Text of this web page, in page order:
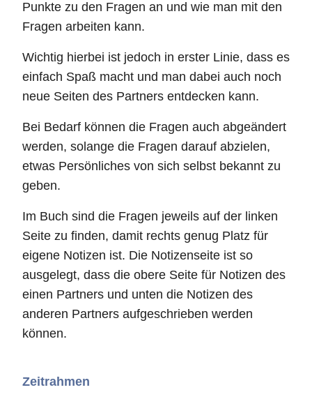
Punkte zu den Fragen an und wie man mit den
Fragen arbeiten kann.
Wichtig hierbei ist jedoch in erster Linie, dass es
einfach Spaß macht und man dabei auch noch
neue Seiten des Partners entdecken kann.
Bei Bedarf können die Fragen auch abgeändert
werden, solange die Fragen darauf abzielen,
etwas Persönliches von sich selbst bekannt zu
geben.
Im Buch sind die Fragen jeweils auf der linken
Seite zu finden, damit rechts genug Platz für
eigene Notizen ist. Die Notizenseite ist so
ausgelegt, dass die obere Seite für Notizen des
einen Partners und unten die Notizen des
anderen Partners aufgeschrieben werden
können.
Zeitrahmen